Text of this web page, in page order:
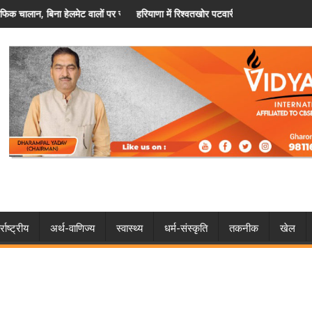
कार्रवाई
हरियाणा में रिश्वतखोर पटवारी गिरफ्तार, 4 हजार रुपये लेते हुए ACB ने रंगे हाथ दबोचा
अर्थ-वाणिज्य स्वास्थ्य धर्म-संस्कृति तकनीक खेल